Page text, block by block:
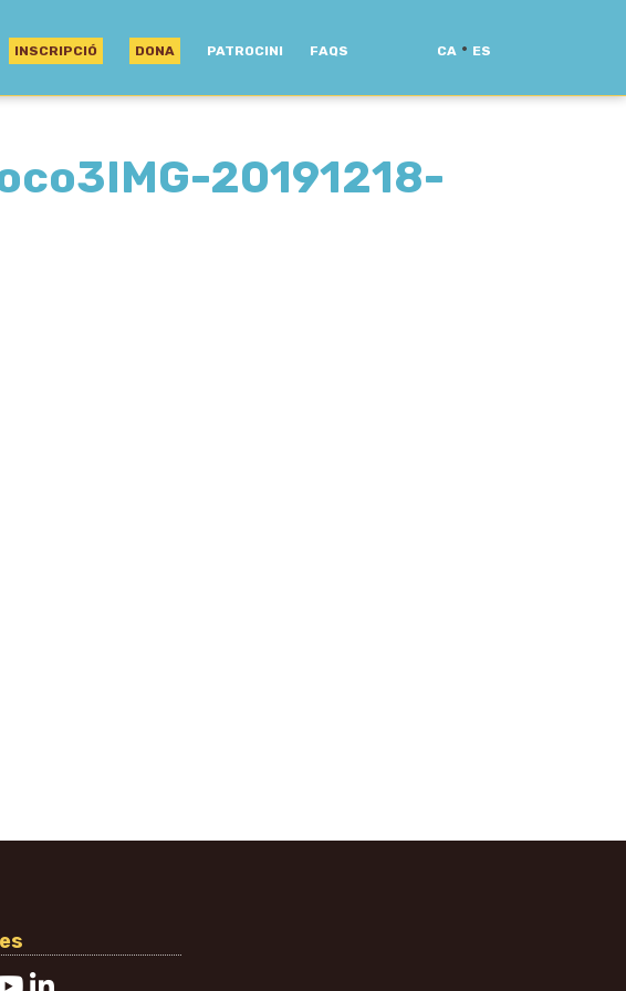
INSCRIPCIÓ DONA PATROCINI FAQS CA · ES
20191218-